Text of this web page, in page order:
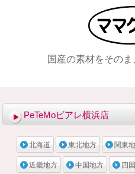
国産の素材をその
PeTeMoビアレ横浜店
北海道 東北地方 関東
近畿地方 中国地方 四国